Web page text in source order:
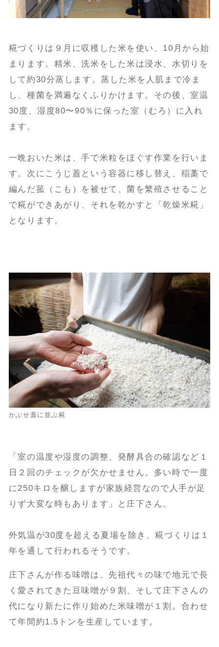
糀づくりは９月に収穫した米を使い、10月から始
まります。精米、洗米をした米は浸水、水切りを
して約30分蒸します。蒸した米を人肌まで冷ま
し、種菌を満遍なくふりかけます。その後、室温
30度、湿度80〜90％に保った室（むろ）に入れ
ます。
一晩おいた米は、手で米粒をほぐす作業を行いま
す。次にこうじ蓋という容器に移し替え、稲藁で
編んだ菰（こも）を被せて、菌を繁殖させること
で糀ができあがり、それを乾かすと「乾燥米糀」
となります。
かぶせ蓋に並ぶ糀
「室の温度や湿度の調整、発酵具合の確認など１
日２回のチェックが欠かせません。多い時で一度
に250キロを醸しますが家族経営なので人手が足
りず大変な時もあります」と庄下さん。
外気温が30度を超える夏場を除き、糀づくりは１
年を通して行われるそうです。
庄下さんが作る味噌は、先祖代々の味で地元で長
く愛されてきた豆味噌が９割、そして庄下さんの
代になり新たに作り始めた米味噌が１割。合わせ
て年間約1.5トンを生産しています。